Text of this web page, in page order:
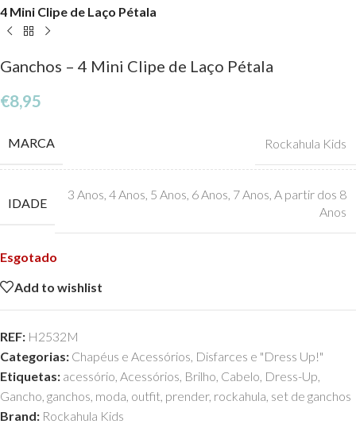
4 Mini Clipe de Laço Pétala
Ganchos – 4 Mini Clipe de Laço Pétala
€8,95
MARCA Rockahula Kids
IDADE
3 Anos, 4 Anos, 5 Anos, 6 Anos, 7 Anos, A partir dos 8
Anos
Esgotado
Add to wishlist
REF: H2532M
Categorias: Chapéus e Acessórios, Disfarces e "Dress Up!"
Etiquetas: acessório, Acessórios, Brilho, Cabelo, Dress-Up,
Gancho, ganchos, moda, outfit, prender, rockahula, set de ganchos
Brand: Rockahula Kids